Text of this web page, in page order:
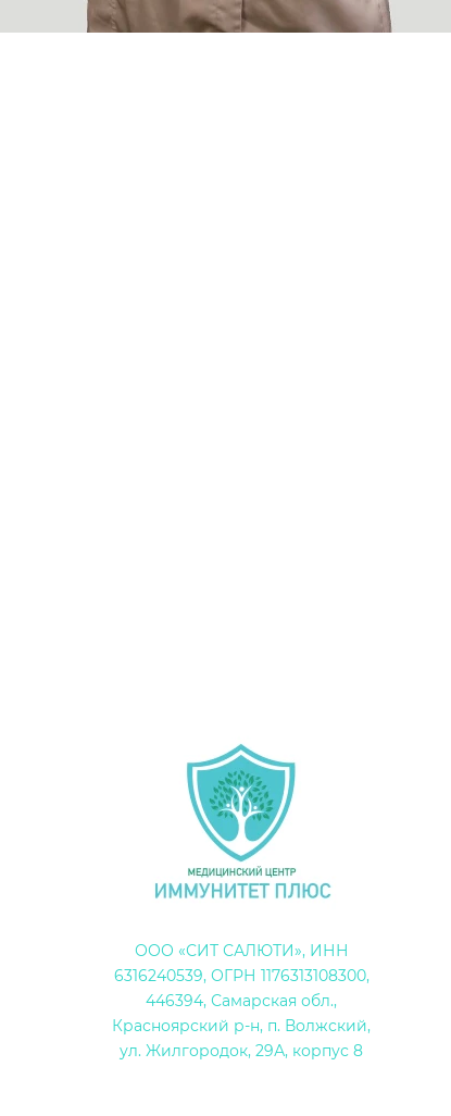
ООО «СИТ САЛЮТИ», ИНН
6316240539, ОГРН 1176313108300,
446394, Самарская обл.,
Красноярский р-н, п. Волжский,
ул. Жилгородок, 29А, корпус 8